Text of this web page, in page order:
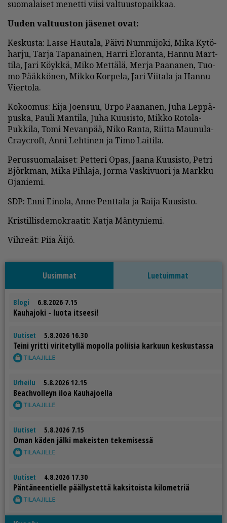
suo­ma­lai­set me­net­ti vii­si val­tuus­to­paik­kaa.
Uu­den val­tuus­ton jä­se­net ovat:
Kes­kus­ta: Las­se Hau­ta­la, Päi­vi Num­mi­jo­ki, Mika Ky­tö­
har­ju, Tar­ja Ta­pa­nai­nen, Har­ri Elo­ran­ta, Han­nu Mart­
ti­la, Jari Köyk­kä, Miko Met­tä­lä, Mer­ja Paa­na­nen, Tuo­
mo Pääk­kö­nen, Mik­ko Kor­pe­la, Jari Vii­ta­la ja Han­nu
Vier­to­la.
Ko­koo­mus: Ei­ja Jo­en­suu, Ur­po Paa­na­nen, Juha Lep­pä­
pus­ka, Pau­li Man­ti­la, Juha Kuu­sis­to, Mik­ko Ro­to­la-
Puk­ki­la, Tomi Ne­van­pää, Niko Ran­ta, Riit­ta Mau­nu­la-
Cra­yc­roft, An­ni Leh­ti­nen ja Timo Lai­ti­la.
Pe­rus­suo­ma­lai­set: Pet­te­ri Opas, Jaa­na Kuu­sis­to, Pet­ri
Björk­man, Mika Pih­la­ja, Jor­ma Vas­ki­vuo­ri ja Mark­ku
Oja­nie­mi.
SDP: En­ni Ei­no­la, An­ne Pent­ta­la ja Rai­ja Kuu­sis­to.
Kris­til­lis­de­mok­raa­tit: Kat­ja Män­ty­nie­mi.
Vih­re­ät: Piia Äi­jö.
Uusimmat Luetuimmat
Blogi 6.8.2026 7.15
Kau­ha­jo­ki - luo­ta it­see­si!
Uutiset 5.8.2026 16.30
Tei­ni yrit­ti vi­ri­te­tyl­lä mo­pol­la po­lii­sia kar­kuun kes­kus­tas­sa
Urheilu 5.8.2026 12.15
Be­ach­vol­leyn iloa Kau­ha­jo­el­la
Uutiset 5.8.2026 7.15
Oman kä­den jäl­ki ma­keis­ten te­ke­mi­ses­sä
Uutiset 4.8.2026 17.30
Pän­tä­neen­tiel­le pääl­lys­tet­tä kak­si­tois­ta ki­lo­met­riä